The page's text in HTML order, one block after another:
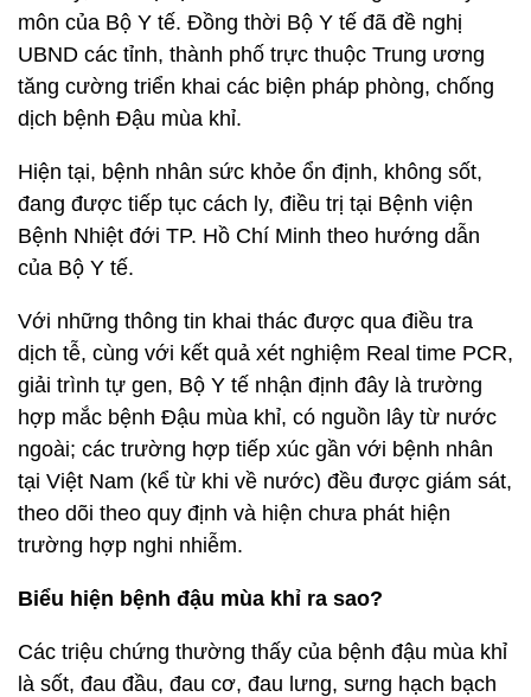
môn của Bộ Y tế. Đồng thời Bộ Y tế đã đề nghị
UBND các tỉnh, thành phố trực thuộc Trung ương
tăng cường triển khai các biện pháp phòng, chống
dịch bệnh Đậu mùa khỉ.
Hiện tại, bệnh nhân sức khỏe ổn định, không sốt,
đang được tiếp tục cách ly, điều trị tại Bệnh viện
Bệnh Nhiệt đới TP. Hồ Chí Minh theo hướng dẫn
của Bộ Y tế.
Với những thông tin khai thác được qua điều tra
dịch tễ, cùng với kết quả xét nghiệm Real time PCR,
giải trình tự gen, Bộ Y tế nhận định đây là trường
hợp mắc bệnh Đậu mùa khỉ, có nguồn lây từ nước
ngoài; các trường hợp tiếp xúc gần với bệnh nhân
tại Việt Nam (kể từ khi về nước) đều được giám sát,
theo dõi theo quy định và hiện chưa phát hiện
trường hợp nghi nhiễm.
Biểu hiện bệnh đậu mùa khỉ ra sao?
Các triệu chứng thường thấy của bệnh đậu mùa khỉ
là sốt, đau đầu, đau cơ, đau lưng, sưng hạch bạch